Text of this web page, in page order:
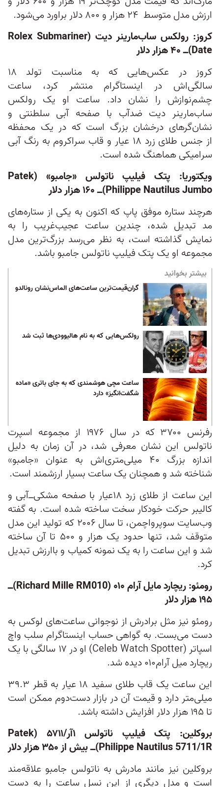
ارزش مدل متوسط ۲۴ هزار و ۸۰۰ دلار براورد می‌شود.
کروز: رولکس ساب‌مارینر دیت‌ (Rolex Submariner
Date)ــ ۴۰ هزار دلار
کروز در عکس‌هایی که به مناسبت تولد ۱۸
سالگی‌اش در اینستاگرام منتشر کرد، ساعت
چشم‌نوازش را نشان داد. ساعت او یک رولکس
ساب‌مارینر دیت ضدآب با صفحه آبی سلطنتی و
نشان‌گرهای درخشان بزرگ است که در یک محفظه
از جنس طلای زرد ۱۸ عیار و قاب سراکروم به رنگ آبی
سرامیکی هماهنگ شده است.
ویکتوریا: پتک فیلیپ ناتولس «جامبو» (Patek
Philippe Nautilus Jumbo)ــ ۱۶۰ هزار دلار
هرچند ستاره موفق پاپ که اکنون به یکی از ستاره‌های
مد تبدیل شده، چندین ساعت عجیب‌غریب را به
نمایش گذاشته است، به نظر می‌رسد بزرگ‌ترین مدل
مجموعه او یک پتک فیلیپ ناتولس جامبو باشد.
بیشتر بخوانید
گران‌قیمت‌ترین ساعت‌های الماس‌نشان رونالدو
رولکس‌هایی که به نام هالیوودی‌ها ثبت شد
ساعت مچی هوشمندی که به جای باتری «ماده
شگفت‌انگیز» دارد
رفرنس ۳۷۰۰ که در سال ۱۹۷۶ از مجموعه اسپرت
ناتولس این نشان معرفی شد، در آن زمان به دلیل
اندازه بزرگ ۴۰ میلی‌متری‌اش به عنوان «جامبو»
شناخته شد و همچنان یک ساعت بسیار ارزشمند است.
این ساعت از طلای زرد ۱۸عیار با صفحه مشکی‌ــ‌آ‌بی و
کالیبر حرکت خودکار سخت ساخته شده است. به گفته
وب‌سایت سوپرواچمن، تا سال ۲۰۰۶ که تولید این مدل
متوقف شد، تنها حدود یک هزار و ۵۰۰ تا آن ساخته
شد و این ساعت را به یک نمونه کمیاب و باارزش تبدیل
کرد.
رومئو: ریچارد مایل آرام ۰۱۰‌ (Richard Mille RM010)ــ
۱۹۵ هزار دلار
رومئو نیز مثل برادرش از نوجوانی ساعت‌های لوکس به
دست می‌بست. به گواهی حساب اینستاگرام سلب‌ واچ
اسپاتر (Celeb Watch Spotter) او در ۱۷ سالگی با یک
ریچارد میل آرام۰۱۰ دیده شد.
این ساعت یک قاب طلای سفید ۱۸ عیار به قطر ۳۹.۳
میلی‌متر دارد و قیمت آن در بازار دست‌دوم ممکن است
تا ۱۹۵ هزار دلار افزایش داشته باشد.
بروکلین: پتک فیلیپ ناتولس ۱‌آر/۵۷۱۱ (Patek
Philippe Nautilus 5711/1R)ــ بیش از ۳۵۰ هزار دلار
بروکلین نیز مانند مادرش به ناتولس جامبو علاقه‌مند
است و مدل دیگری از این نسل ساعت را به دست